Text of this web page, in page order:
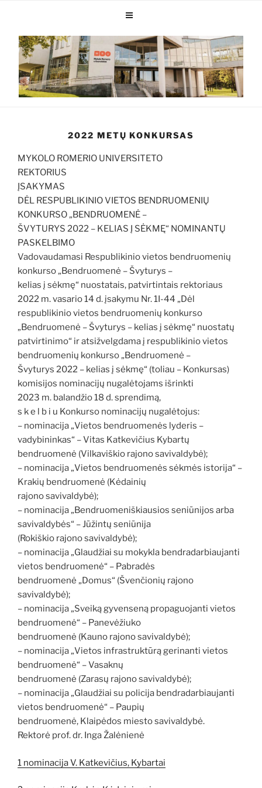
2022 METŲ KONKURSAS
MYKOLO ROMERIO UNIVERSITETO
REKTORIUS
ĮSAKYMAS
DĖL RESPUBLIKINIO VIETOS BENDRUOMENIŲ
KONKURSO „BENDRUOMENĖ –
ŠVYTURYS 2022 – KELIAS Į SĖKMĘ“ NOMINANTŲ
PASKELBIMO
Vadovaudamasi Respublikinio vietos bendruomenių
konkurso „Bendruomenė – Švyturys –
kelias į sėkmę“ nuostatais, patvirtintais rektoriaus
2022 m. vasario 14 d. įsakymu Nr. 1I-44 „Dėl
respublikinio vietos bendruomenių konkurso
„Bendruomenė – Švyturys – kelias į sėkmę“ nuostatų
patvirtinimo“ ir atsižvelgdama į respublikinio vietos
bendruomenių konkurso „Bendruomenė –
Švyturys 2022 – kelias į sėkmę“ (toliau – Konkursas)
komisijos nominacijų nugalėtojams išrinkti
2023 m. balandžio 18 d. sprendimą,
s k e l b i u Konkurso nominacijų nugalėtojus:
– nominacija „Vietos bendruomenės lyderis –
vadybininkas“ – Vitas Katkevičius Kybartų
bendruomenė (Vilkaviškio rajono savivaldybė);
– nominacija „Vietos bendruomenės sėkmės istorija“ –
Krakių bendruomenė (Kėdainių
rajono savivaldybė);
– nominacija „Bendruomeniškiausios seniūnijos arba
savivaldybės“ – Jūžintų seniūnija
(Rokiškio rajono savivaldybė);
– nominacija „Glaudžiai su mokykla bendradarbiaujanti
vietos bendruomenė“ – Pabradės
bendruomenė „Domus“ (Švenčionių rajono
savivaldybė);
– nominacija „Sveiką gyvenseną propaguojanti vietos
bendruomenė“ – Panevėžiuko
bendruomenė (Kauno rajono savivaldybė);
– nominacija „Vietos infrastruktūrą gerinanti vietos
bendruomenė“ – Vasaknų
bendruomenė (Zarasų rajono savivaldybė);
– nominacija „Glaudžiai su policija bendradarbiaujanti
vietos bendruomenė“ – Paupių
bendruomenė, Klaipėdos miesto savivaldybė.
Rektorė prof. dr. Inga Žalėnienė
1 nominacija V. Katkevičius, Kybartai